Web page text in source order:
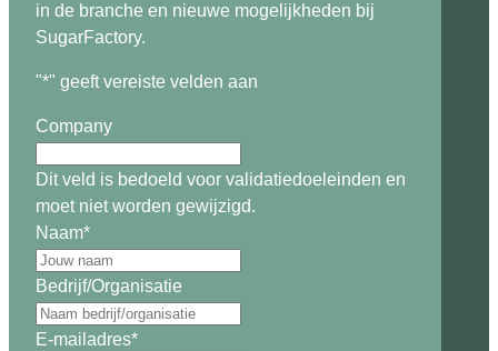
in de branche en nieuwe mogelijkheden bij
SugarFactory.
"*" geeft vereiste velden aan
Company
Dit veld is bedoeld voor validatiedoeleinden en
moet niet worden gewijzigd.
Naam*
Bedrijf/Organisatie
E-mailadres*